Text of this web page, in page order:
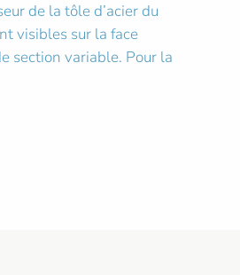
de la tôle d’acier du
visibles sur la face
section variable. Pour la